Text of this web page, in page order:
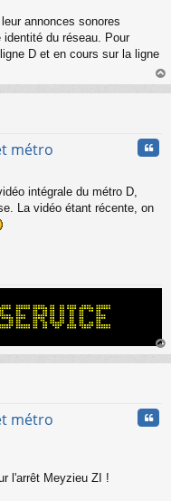
annonces sonores
du réseau. Pour
D et en cours sur la ligne
au
métro
intégrale du métro D,
La vidéo étant récente, on
au
métro
l'arrêt Meyzieu ZI !